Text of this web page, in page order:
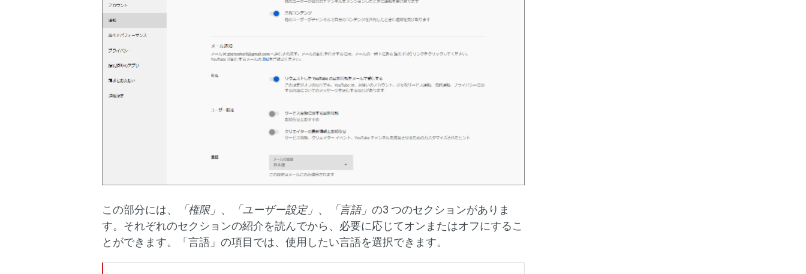
この部分には、 「権限」 、 「ユーザー設定」 、 「言語」の3 つのセクションがありま
す。それぞれのセクションの紹介を読んでから、必要に応じてオンまたはオフにするこ
とができます。「言語」の項目では、使用したい言語を選択できます。